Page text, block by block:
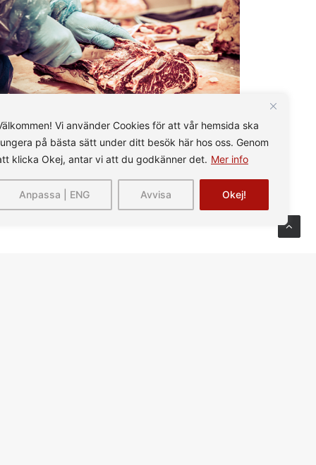
Vi använder Cookies för att vår hemsida ska
på bästa sätt under ditt besök här hos oss. Genom
klicka Okej, antar vi att du godkänner det. Mer info
Anpassa | ENG Avvisa Okej!
lyhörda